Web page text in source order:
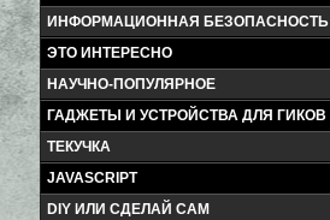
ИНФОРМАЦИОННАЯ БЕЗОПАСНОСТЬ
ЭТО ИНТЕРЕСНО
НАУЧНО-ПОПУЛЯРНОЕ
ГАДЖЕТЫ И УСТРОЙСТВА ДЛЯ ГИКОВ
ТЕКУЧКА
JAVASCRIPT
DIY ИЛИ СДЕЛАЙ САМ